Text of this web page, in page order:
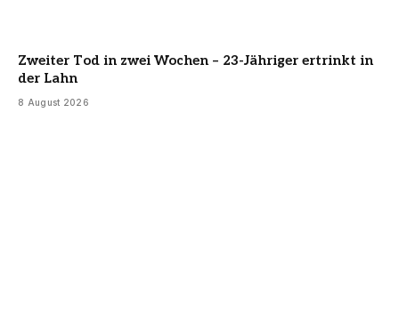
Zweiter Tod in zwei Wochen – 23-Jähriger ertrinkt in
der Lahn
8 August 2026